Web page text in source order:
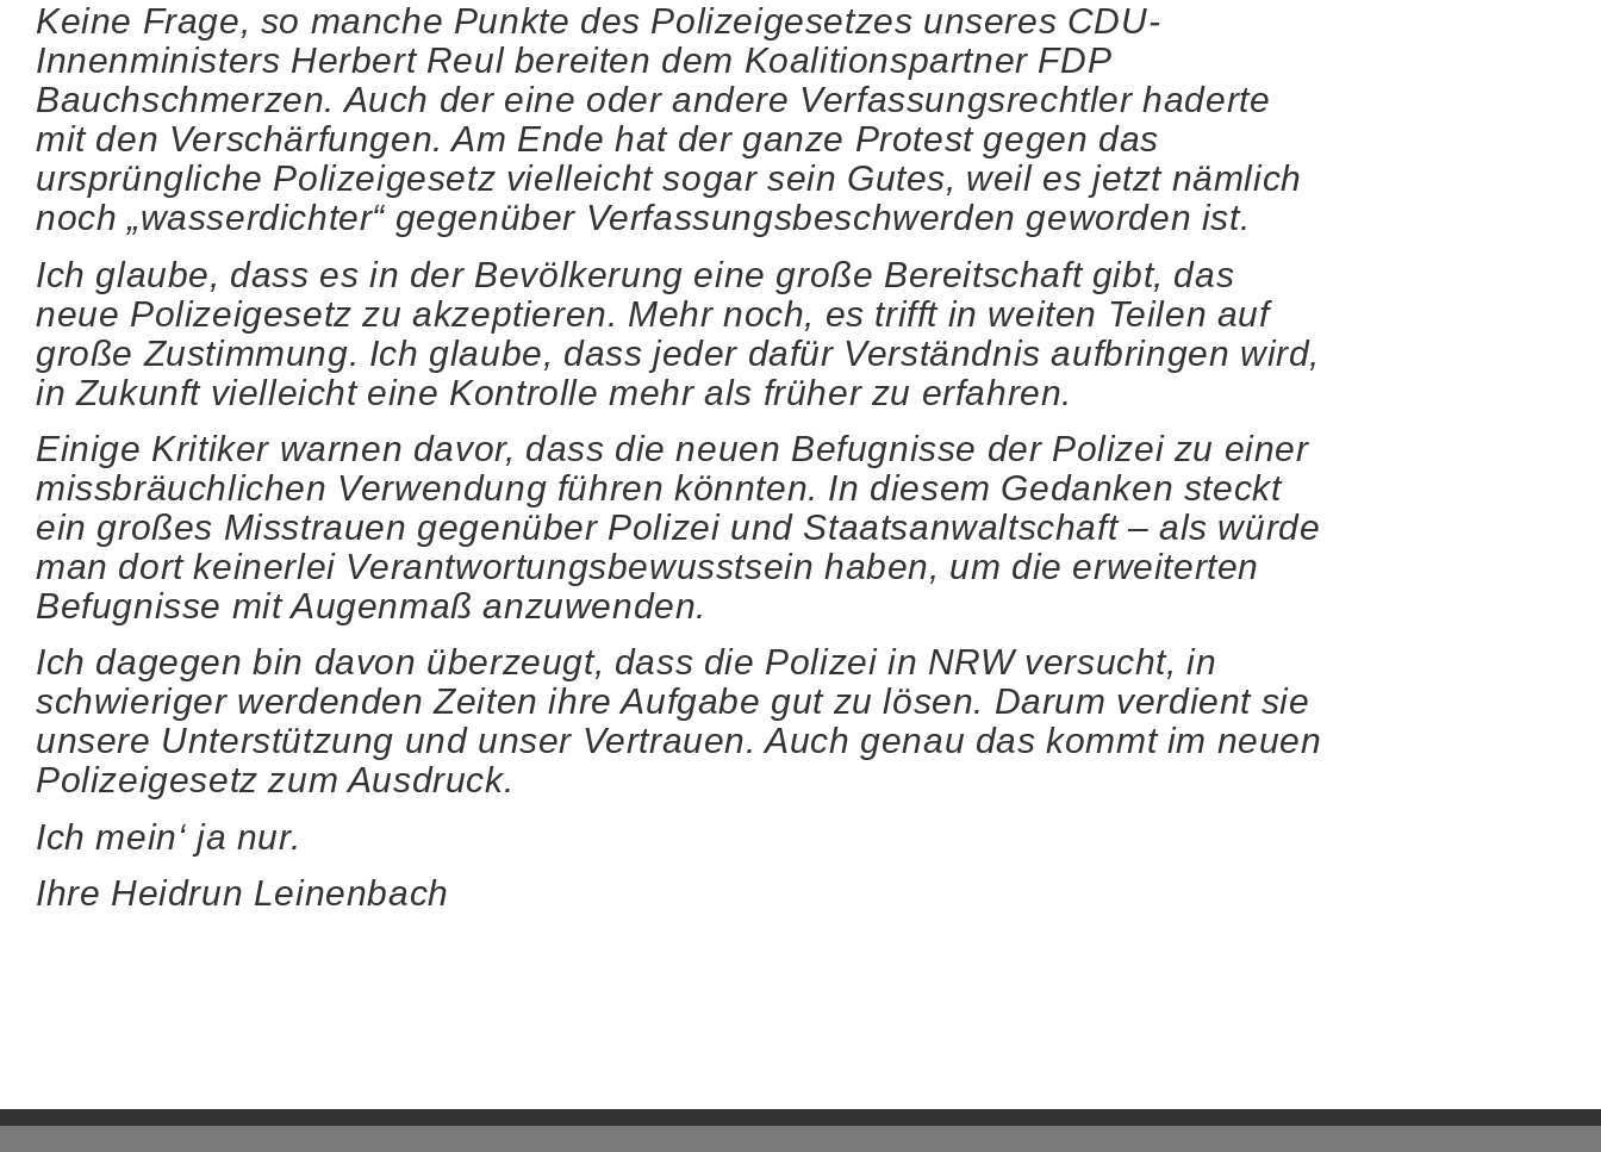
Keine Frage, so manche Punkte des Polizeigesetzes unseres CDU-
Innenministers Herbert Reul bereiten dem Koalitionspartner FDP
Bauchschmerzen. Auch der eine oder andere Verfassungsrechtler haderte
mit den Verschärfungen. Am Ende hat der ganze Protest gegen das
ursprüngliche Polizeigesetz vielleicht sogar sein Gutes, weil es jetzt nämlich
noch „wasserdichter“ gegenüber Verfassungsbeschwerden geworden ist.
Ich glaube, dass es in der Bevölkerung eine große Bereitschaft gibt, das
neue Polizeigesetz zu akzeptieren. Mehr noch, es trifft in weiten Teilen auf
große Zustimmung. Ich glaube, dass jeder dafür Verständnis aufbringen wird,
in Zukunft vielleicht eine Kontrolle mehr als früher zu erfahren.
Einige Kritiker warnen davor, dass die neuen Befugnisse der Polizei zu einer
missbräuchlichen Verwendung führen könnten. In diesem Gedanken steckt
ein großes Misstrauen gegenüber Polizei und Staatsanwaltschaft – als würde
man dort keinerlei Verantwortungsbewusstsein haben, um die erweiterten
Befugnisse mit Augenmaß anzuwenden.
Ich dagegen bin davon überzeugt, dass die Polizei in NRW versucht, in
schwieriger werdenden Zeiten ihre Aufgabe gut zu lösen. Darum verdient sie
unsere Unterstützung und unser Vertrauen. Auch genau das kommt im neuen
Polizeigesetz zum Ausdruck.
Ich mein‘ ja nur.
Ihre Heidrun Leinenbach